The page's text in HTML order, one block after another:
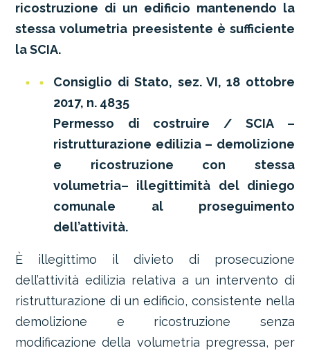
ricostruzione di un edificio mantenendo la
stessa volumetria preesistente è sufficiente
la SCIA.
Consiglio di Stato, sez. VI, 18 ottobre
2017, n. 4835
Permesso di costruire / SCIA –
ristrutturazione edilizia – demolizione
e ricostruzione con stessa
volumetria– illegittimità del diniego
comunale al proseguimento
dell’attività.
È illegittimo il divieto di prosecuzione
dell’attività edilizia relativa a un intervento di
ristrutturazione di un edificio, consistente nella
demolizione e ricostruzione senza
modificazione della volumetria pregressa, per